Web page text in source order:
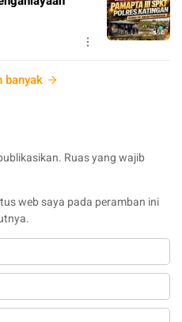
banyak
Ruas yang wajib
web saya pada peramban ini